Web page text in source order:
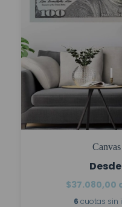
$37.080,00
6 cuotas sin